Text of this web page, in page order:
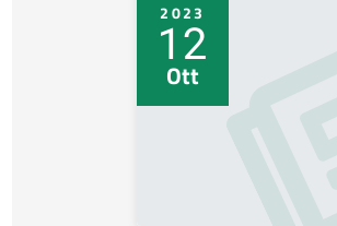
2023
12
Ott